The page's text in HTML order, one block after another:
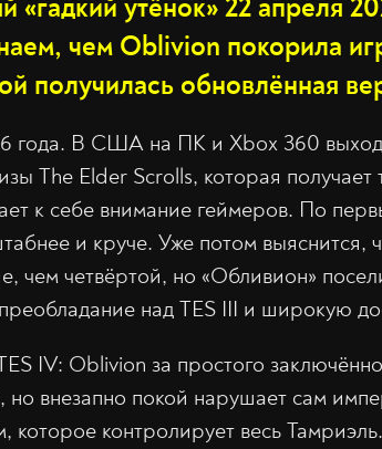
«гадкий утёнок» 22 апреля
чем Oblivion покорила
получилась обновлённая
года. В США на ПК и Xbox 360
The Elder Scrolls, которая
к себе внимание геймеров. По
и круче. Уже потом выяснится,
чем четвёртой, но «Обливион»
над TES III и широкую
IV: Oblivion за простого
но внезапно покой нарушает сам
которое контролирует весь